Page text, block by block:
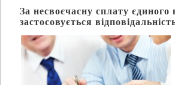
За несвоєчасну сплату
застосовується